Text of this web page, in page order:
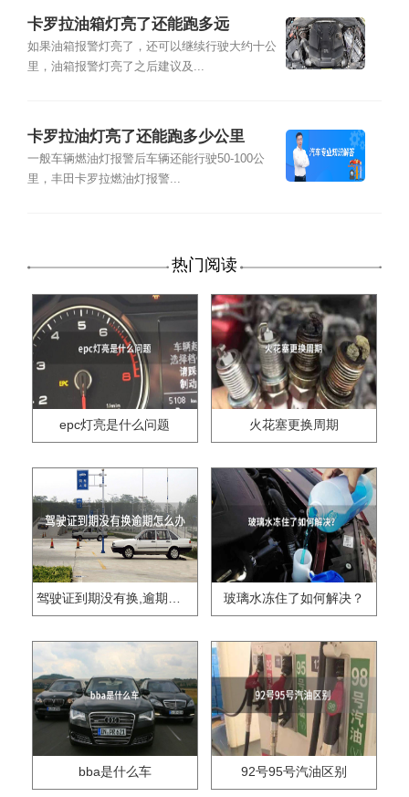
卡罗拉油箱灯亮了还能跑多远
如果油箱报警灯亮了，还可以继续行驶大约十公
里，油箱报警灯亮了之后建议及...
卡罗拉油灯亮了还能跑多少公里
一般车辆燃油灯报警后车辆还能行驶50-100公
里，丰田卡罗拉燃油灯报警...
热门阅读
epc灯亮是什么问题 火花塞更换周期
驾驶证到期没有换,逾期怎么办?? 玻璃水冻住了如何解决？
bba是什么车 92号95号汽油区别